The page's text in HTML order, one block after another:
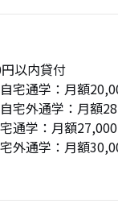
以内貸付
宅通学：月額
宅外通学：月額
通学：月額
外通学：月額